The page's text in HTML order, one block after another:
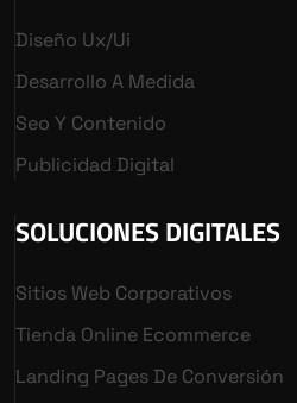
Diseño Ux/ui
Desarrollo A Medida
Seo Y Contenido
Publicidad Digital
SOLUCIONES DIGITALES
Sitios Web Corporativos
Tienda Online Ecommerce
Landing Pages De Conversión